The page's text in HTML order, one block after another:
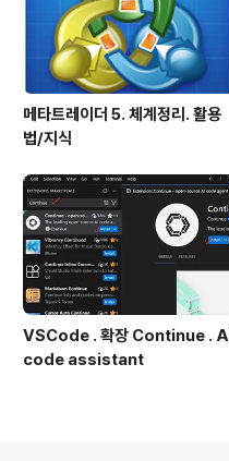
메타트레이더 5. 체계정리. 활용
법/지식
VSCode . 확장 Continue . AI
code assistant